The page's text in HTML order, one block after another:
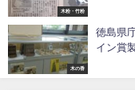
木粉・竹粉
木の香
徳島県
イン賞